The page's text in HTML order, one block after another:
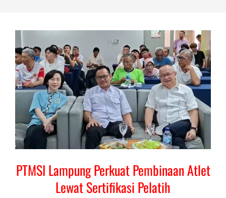
PTMSI Lampung Perkuat Pembinaan Atlet
Lewat Sertifikasi Pelatih